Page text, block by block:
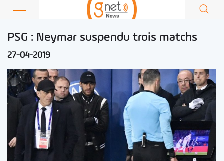
PSG : Neymar suspendu trois matchs
27-04-2019